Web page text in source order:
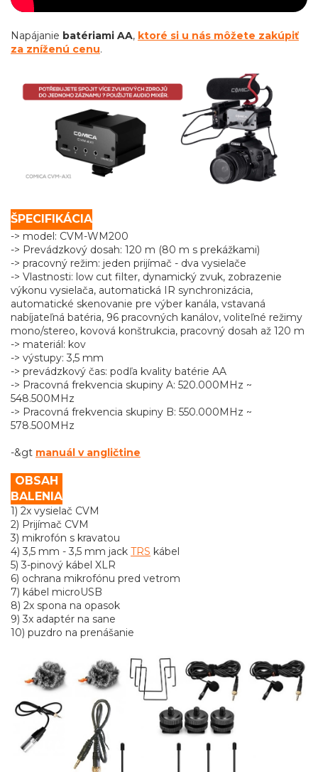
Napájanie batériami AA, ktoré si u nás môžete zakúpiť
za zníženú cenu.
ŠPECIFIKÁCIA
-> model: CVM-WM200
-> Prevádzkový dosah: 120 m (80 m s prekážkami)
-> pracovný režim: jeden prijímač - dva vysielače
-> Vlastnosti: low cut filter, dynamický zvuk, zobrazenie
výkonu vysielača, automatická IR synchronizácia,
automatické skenovanie pre výber kanála, vstavaná
nabíjateľná batéria, 96 pracovných kanálov, voliteľné režimy
mono/stereo, kovová konštrukcia, pracovný dosah až 120 m
-> materiál: kov
-> výstupy: 3,5 mm
-> prevádzkový čas: podľa kvality batérie AA
-> Pracovná frekvencia skupiny A: 520.000MHz ~
548.500MHz
-> Pracovná frekvencia skupiny B: 550.000MHz ~
578.500MHz
-&gt manuál v angličtine
OBSAH
BALENIA
1) 2x vysielač CVM
2) Prijímač CVM
3) mikrofón s kravatou
4) 3,5 mm - 3,5 mm jack TRS kábel
5) 3-pinový kábel XLR
6) ochrana mikrofónu pred vetrom
7) kábel microUSB
8) 2x spona na opasok
9) 3x adaptér na sane
10) puzdro na prenášanie